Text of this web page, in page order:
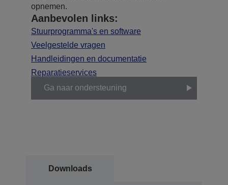
opnemen.
Aanbevolen links:
Stuurprogramma's en software
Veelgestelde vragen
Handleidingen en documentatie
Reparatieservices
Ga naar ondersteuning
Downloads